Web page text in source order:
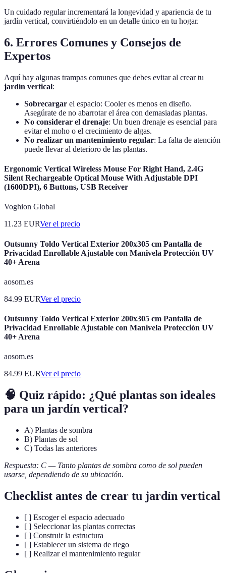
Un cuidado regular incrementará la longevidad y apariencia de tu
jardín vertical, convirtiéndolo en un detalle único en tu hogar.
6. Errores Comunes y Consejos de
Expertos
Aquí hay algunas trampas comunes que debes evitar al crear tu
jardín vertical:
Sobrecargar el espacio: Cooler es menos en diseño.
Asegúrate de no abarrotar el área con demasiadas plantas.
No considerar el drenaje: Un buen drenaje es esencial para
evitar el moho o el crecimiento de algas.
No realizar un mantenimiento regular: La falta de atención
puede llevar al deterioro de las plantas.
Ergonomic Vertical Wireless Mouse For Right Hand, 2.4G
Silent Rechargeable Optical Mouse With Adjustable DPI
(1600DPI), 6 Buttons, USB Receiver
Voghion Global
11.23 EURVer el precio
Outsunny Toldo Vertical Exterior 200x305 cm Pantalla de
Privacidad Enrollable Ajustable con Manivela Protección UV
40+ Arena
aosom.es
84.99 EURVer el precio
Outsunny Toldo Vertical Exterior 200x305 cm Pantalla de
Privacidad Enrollable Ajustable con Manivela Protección UV
40+ Arena
aosom.es
84.99 EURVer el precio
🧠 Quiz rápido: ¿Qué plantas son ideales
para un jardín vertical?
A) Plantas de sombra
B) Plantas de sol
C) Todas las anteriores
Respuesta: C — Tanto plantas de sombra como de sol pueden
usarse, dependiendo de su ubicación.
Checklist antes de crear tu jardín vertical
[ ] Escoger el espacio adecuado
[ ] Seleccionar las plantas correctas
[ ] Construir la estructura
[ ] Establecer un sistema de riego
[ ] Realizar el mantenimiento regular